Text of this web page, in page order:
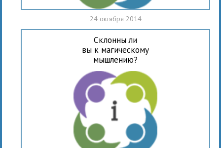
24 октября 2014
Склонны ли
вы к магическому
мышлению?